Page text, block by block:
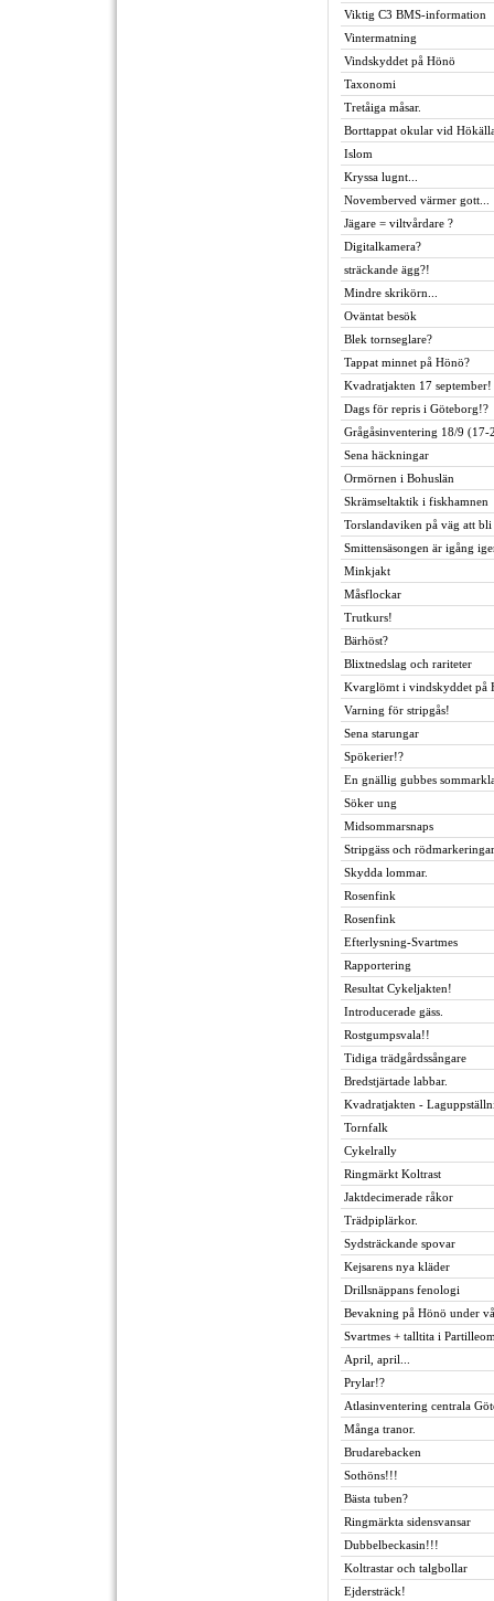
Viktig C3 BMS-information
Vintermatning
Vindskyddet på Hönö
Taxonomi
Tretåiga måsar.
Borttappat okular vid
Islom
Kryssa lugnt...
Novemberved värmer gott...
Jägare = viltvårdare ?
Digitalkamera?
sträckande ägg?!
Mindre skrikörn...
Oväntat besök
Blek tornseglare?
Tappat minnet på Hönö?
Kvadratjakten 17 september!
Dags för repris i Göteborg!?
Grågåsinventering 18/9 (17-
Sena häckningar
Ormörnen i Bohuslän
Skrämseltaktik i fiskhamnen
Torslandaviken på väg att
Smittensäsongen är igång
Minkjakt
Måsflockar
Trutkurs!
Bärhöst?
Blixtnedslag och rariteter
Kvarglömt i vindskyddet på
Varning för stripgås!
Sena starungar
Spökerier!?
En gnällig gubbes
Söker ung
Midsommarsnaps
Stripgäss och
Skydda lommar.
Rosenfink
Rosenfink
Efterlysning-Svartmes
Rapportering
Resultat Cykeljakten!
Introducerade gäss.
Rostgumpsvala!!
Tidiga trädgårdssångare
Bredstjärtade labbar.
Kvadratjakten -
Tornfalk
Cykelrally
Ringmärkt Koltrast
Jaktdecimerade råkor
Trädpiplärkor.
Sydsträckande spovar
Kejsarens nya kläder
Drillsnäppans fenologi
Bevakning på Hönö under
Svartmes + talltita i
April, april...
Prylar!?
Atlasinventering centrala
Många tranor.
Brudarebacken
Sothöns!!!
Bästa tuben?
Ringmärkta sidensvansar
Dubbelbeckasin!!!
Koltrastar och talgbollar
Ejdersträck!